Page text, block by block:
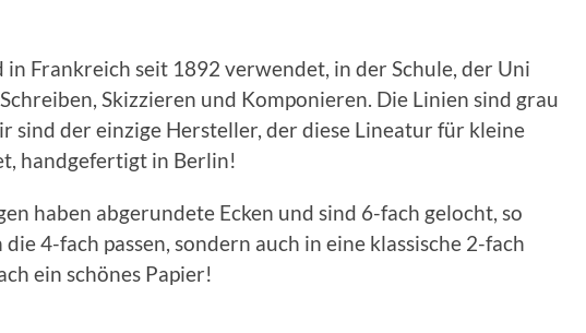
Frankreich seit 1892 verwendet, in der Schule, der Uni
Skizzieren und Komponieren. Die Linien sind grau
sind der einzige Hersteller, der diese Lineatur für kleine
handgefertigt in Berlin!
haben abgerundete Ecken und sind 6-fach gelocht, so
4-fach passen, sondern auch in eine klassische 2-fach
ein schönes Papier!